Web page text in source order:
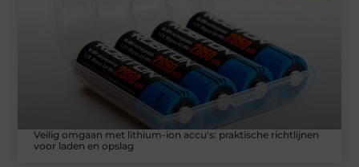
Veilig omgaan met lithium-ion accu's: praktische richtlijnen
voor laden en opslag